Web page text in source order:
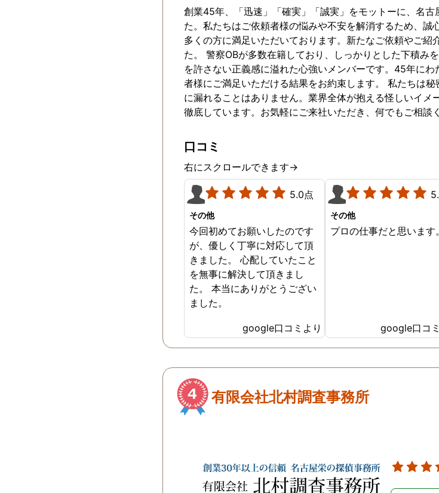
ただけではなく、証拠の
もとても鮮明でしっかり
を獲得することができ、
もありがたかったです。
後のフォローも含めです
相談させていただくと親
相談に乗っていただけて
安でいっぱいの自分を奮
れるところや、でもいつ
身に相談に乗ってくださ
こちらのことをよく考え
ださっているのが伝わる
に探偵の方々の人柄が表
ですが、問題解決するた
(どんな形の解決になる
だ不明ですが😅)頑張っ
たいと思います。 探偵
もおすすめです！
創業45年、「迅速」「確実」「誠実」をモットーに、名
た。私たちはご依頼者様の悩みや不安を解消するため、誠
多くの方に満足いただいております。新たなご依頼やご紹
た。 警察OBが多数在籍しており、しっかりとした下積み
を許さない正義感に溢れた心強いメンバーです。45年に
者様にご満足いただける結果をお約束します。 私たちは
に漏れることはありません。業界全体が抱える怪しいイメ
徹底しています。お気軽にご来社いただき、何でもご相談
口コミ
右にスクロールできます→
5.0点
その他
今回初めてお願いしたのです
が、優しく丁寧に対応して頂
きました。 心配していたこと
を無事に解決して頂きまし
た。 本当にありがとうござい
ました。
google口コミより
その他
プロの仕事だと思います。
google口コ
有限会社北村調査事務所